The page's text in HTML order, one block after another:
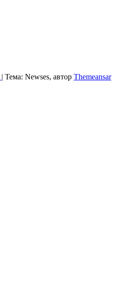
| Тема: Newses, автор Themeansar